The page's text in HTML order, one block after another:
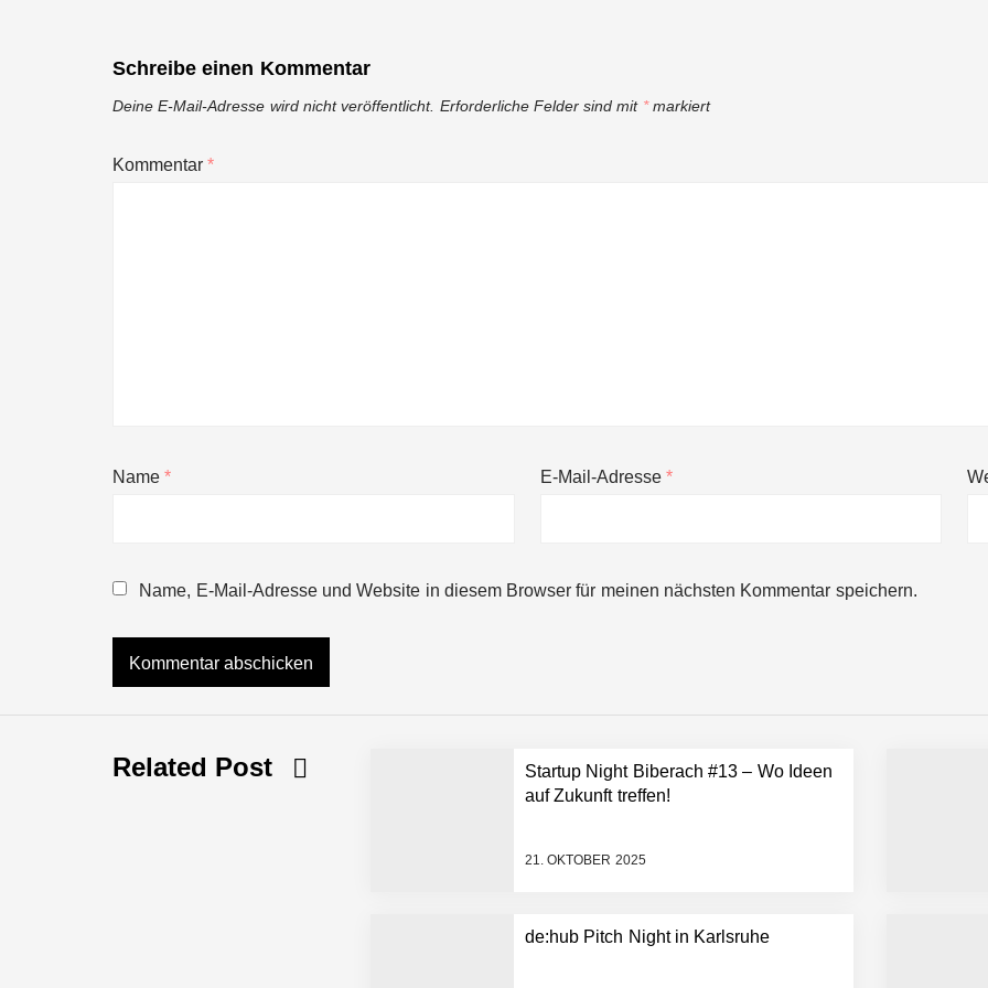
Schreibe einen Kommentar
Deine E-Mail-Adresse wird nicht veröffentlicht. Erforderliche Felder sind mit *markiert
Kommentar*
Name* E-Mail-Adresse *
Name, E-Mail-Adresse und Website in diesem Browser für meinen nächsten Kommentar speichern.
Related Post
Startup Night Biberach #13 – Wo Ideen
auf Zukunft treffen!
21. OKTOBER 2025
de:hub Pitch Night in Karlsruhe
Simulationsdienstleistung in Minuten statt Wochen: FiniteNow ermöglicht sofortige Angebotskalkulation für